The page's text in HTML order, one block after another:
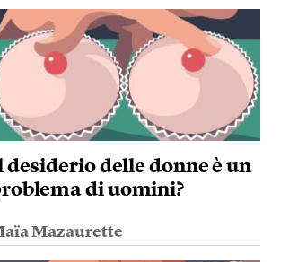
desiderio delle donne è un
di uomini?
Mazaurette